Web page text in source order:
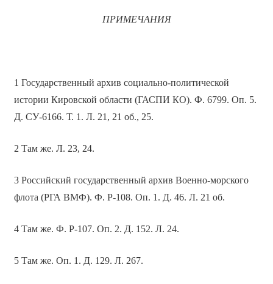
ПРИМЕЧАНИЯ
1 Государственный архив социально-политической
истории Кировской области (ГАСПИ КО). Ф. 6799. Оп. 5.
Д. СУ-6166. Т. 1. Л. 21, 21 об., 25.
2 Там же. Л. 23, 24.
3 Российский государственный архив Военно-морского
флота (РГА ВМФ). Ф. Р-108. Оп. 1. Д. 46. Л. 21 об.
4 Там же. Ф. Р-107. Оп. 2. Д. 152. Л. 24.
5 Там же. Оп. 1. Д. 129. Л. 267.